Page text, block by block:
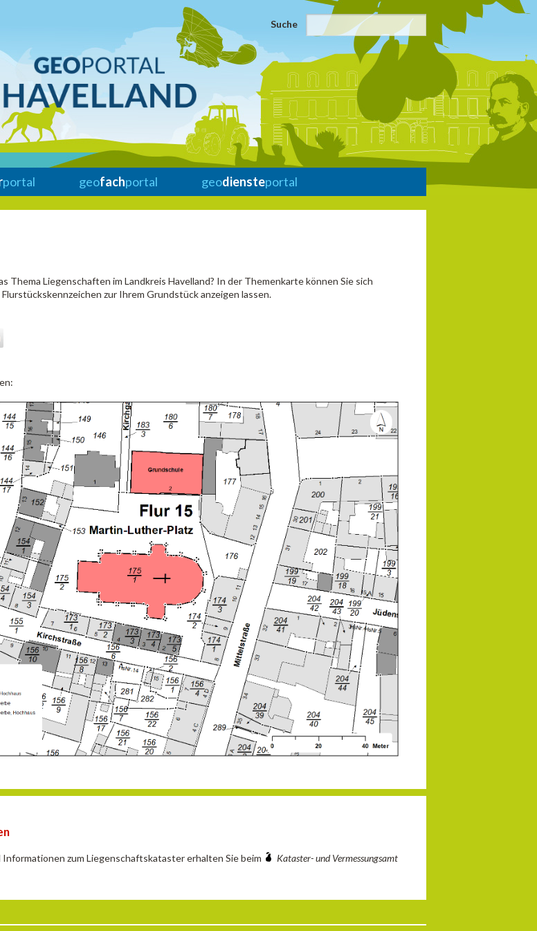
Suche
portal geofachportal geodiensteportal
Thema Liegenschaften im Landkreis Havelland? In der Themenkarte können Sie sich
zur Ihrem Grundstück anzeigen lassen.
zum Liegenschaftskataster erhalten Sie beim
Kataster- und Vermessungsamt